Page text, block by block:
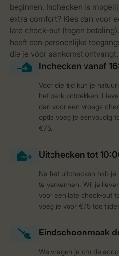
Voor die tijd kun je
het park ontdekken.
dan voor een vroege
optie voeg je eenvoudig
€75.
Na het uitchecken heb je
te verkennen. Wil je
voor een late check-out
voeg je voor €75 toe
We vragen je om de